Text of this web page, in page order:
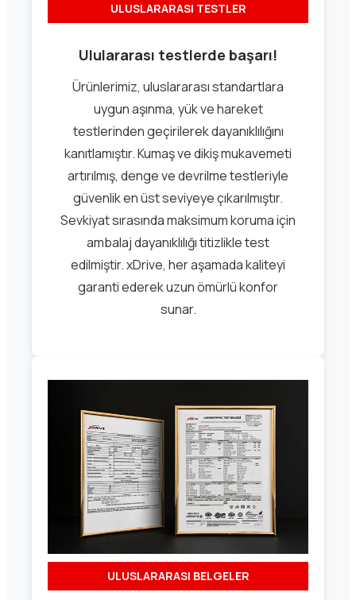
ULUSLARARASI TESTLER
Ululararası testlerde başarı!
Ürünlerimiz, uluslararası standartlara
uygun aşınma, yük ve hareket
testlerinden geçirilerek dayanıklılığını
kanıtlamıştır. Kumaş ve dikiş mukavemeti
artırılmış, denge ve devrilme testleriyle
güvenlik en üst seviyeye çıkarılmıştır.
Sevkiyat sırasında maksimum koruma için
ambalaj dayanıklılığı titizlikle test
edilmiştir. xDrive, her aşamada kaliteyi
garanti ederek uzun ömürlü konfor
sunar.
ULUSLARARASI BELGELER